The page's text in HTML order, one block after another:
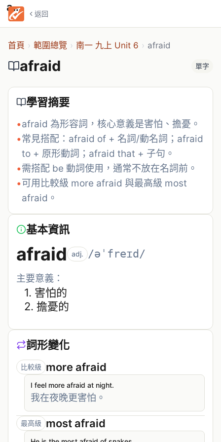
返回
afraid
首頁 › 範圍總覽 › 南一 九上 Unit 6 › afraid
afraid 單字
學習摘要
•afraid 為形容詞，核心意義是害怕、擔憂。
•常見搭配：afraid of + 名詞/動名詞；afraid
to + 原形動詞；afraid that + 子句。
•需搭配 be 動詞使用，通常不放在名詞前。
•可用比較級 more afraid 與最高級 most
afraid。
基本資訊
afraid adj. /əˈfreɪd/
主要意義：
1. 害怕的
2. 擔憂的
詞形變化
比較級 more afraid
I feel more afraid at night.
我在夜晚更害怕。
最高級 most afraid